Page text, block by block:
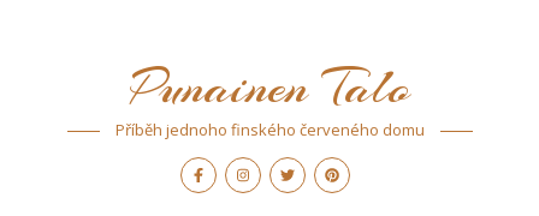
Punainen Talo
Příběh jednoho finského červeného domu